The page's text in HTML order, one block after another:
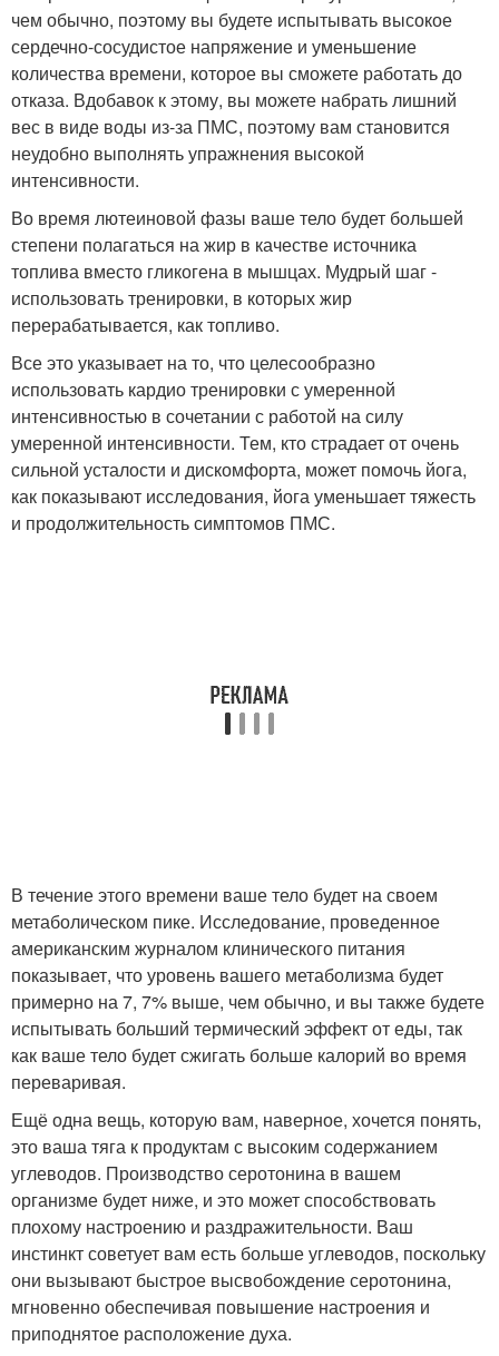
чем обычно, поэтому вы будете испытывать высокое
сердечно-сосудистое напряжение и уменьшение
количества времени, которое вы сможете работать до
отказа. Вдобавок к этому, вы можете набрать лишний
вес в виде воды из-за ПМС, поэтому вам становится
неудобно выполнять упражнения высокой
интенсивности.
Во время лютеиновой фазы ваше тело будет большей
степени полагаться на жир в качестве источника
топлива вместо гликогена в мышцах. Мудрый шаг -
использовать тренировки, в которых жир
перерабатывается, как топливо.
Все это указывает на то, что целесообразно
использовать кардио тренировки с умеренной
интенсивностью в сочетании с работой на силу
умеренной интенсивности. Тем, кто страдает от очень
сильной усталости и дискомфорта, может помочь йога,
как показывают исследования, йога уменьшает тяжесть
и продолжительность симптомов ПМС.
В течение этого времени ваше тело будет на своем
метаболическом пике. Исследование, проведенное
американским журналом клинического питания
показывает, что уровень вашего метаболизма будет
примерно на 7, 7% выше, чем обычно, и вы также будете
испытывать больший термический эффект от еды, так
как ваше тело будет сжигать больше калорий во время
переваривая.
Ещё одна вещь, которую вам, наверное, хочется понять,
это ваша тяга к продуктам с высоким содержанием
углеводов. Производство серотонина в вашем
организме будет ниже, и это может способствовать
плохому настроению и раздражительности. Ваш
инстинкт советует вам есть больше углеводов, поскольку
они вызывают быстрое высвобождение серотонина,
мгновенно обеспечивая повышение настроения и
приподнятое расположение духа.